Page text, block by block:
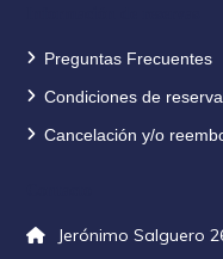
Preguntas Frecuentes
Condiciones de reserva
Cancelación y/o
Jerónimo Salguero